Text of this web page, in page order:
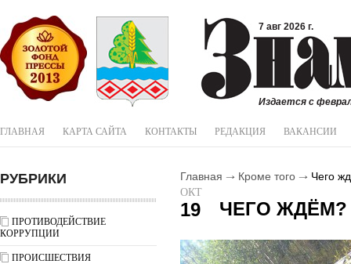
7 авг 2026 г.
Издается с
ГЛАВНАЯ КАРТА САЙТА КОНТАКТЫ РЕДАКЦИЯ ВАКАНСИИ
РУБРИКИ
ПРОТИВОДЕЙСТВИЕ
КОРРУПЦИИ
ПРОИСШЕСТВИЯ
Главная Кроме того
Чего
ОКТ
19 ЧЕГО ЖДЁМ?